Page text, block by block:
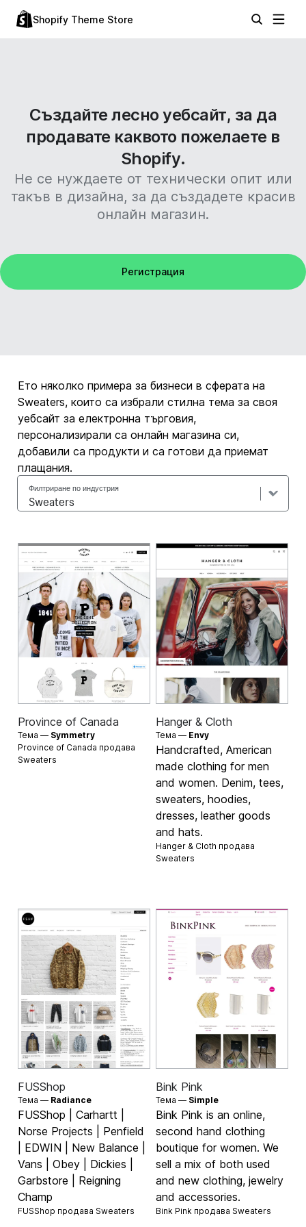
Shopify Theme Store
Създайте лесно уебсайт, за да
продавате каквото пожелаете в
Shopify.
Не се нуждаете от технически опит или
такъв в дизайна, за да създадете красив
онлайн магазин.
Регистрация
Ето няколко примера за бизнеси в сферата на
Sweaters, които са избрали стилна тема за своя
уебсайт за електронна търговия,
персонализирали са онлайн магазина си,
добавили са продукти и са готови да приемат
плащания.
Филтриране по индустрия
Province of Canada
Тема — Symmetry
Province of Canada продава
Sweaters
Hanger & Cloth
Тема — Envy
Handcrafted, American
made clothing for men
and women. Denim, tees,
sweaters, hoodies,
dresses, leather goods
and hats.
Hanger & Cloth продава
Sweaters
FUSShop
Тема — Radiance
FUSShop | Carhartt |
Norse Projects | Penfield
| EDWIN | New Balance |
Vans | Obey | Dickies |
Garbstore | Reigning
Champ
FUSShop продава Sweaters
Bink Pink
Тема — Simple
Bink Pink is an online,
second hand clothing
boutique for women. We
sell a mix of both used
and new clothing, jewelry
and accessories.
Bink Pink продава Sweaters